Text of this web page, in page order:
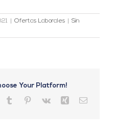
Ofertas Laborales
Sin
Your Platform!
Tumblr Pinterest
Vk Xing Correo